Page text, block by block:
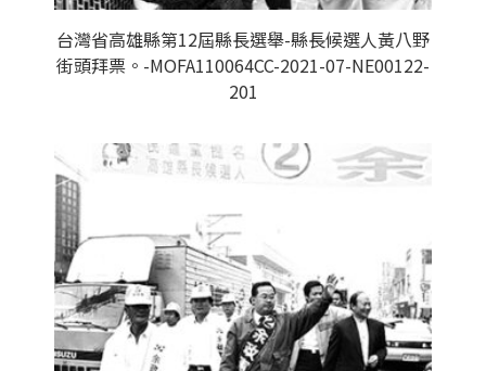
台灣省高雄縣第12屆縣長選舉-縣長候選人黃八野
街頭拜票。-MOFA110064CC-2021-07-NE00122-
201